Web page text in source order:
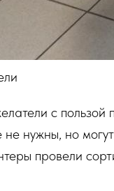
с пользой
нужны, но
провели